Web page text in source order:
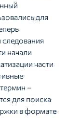
для
начали
части
–
для поиска
в формате